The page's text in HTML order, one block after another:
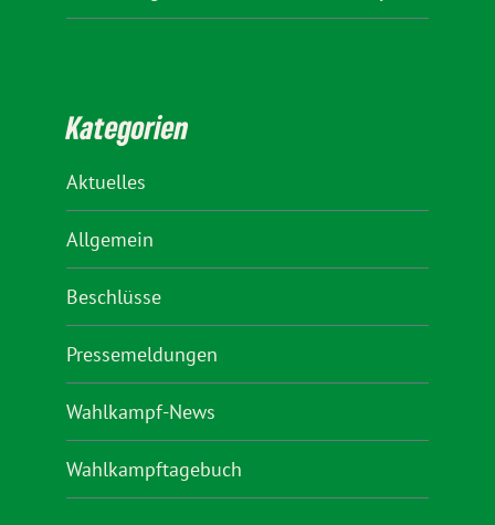
Kategorien
Aktuelles
Allgemein
Beschlüsse
Pressemeldungen
Wahlkampf-News
Wahlkampftagebuch